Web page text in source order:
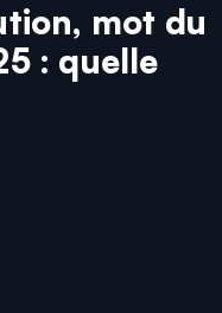
mot du
: quelle